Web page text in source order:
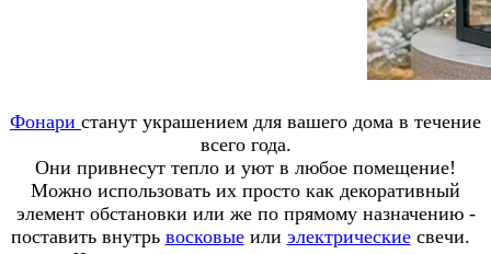
Фонари станут украшением для вашего дома в течение
всего года.
Они привнесут тепло и уют в любое помещение!
Можно использовать их просто как декоративный
элемент обстановки или же по прямому назначению -
поставить внутрь восковыеили электрическиесвечи.